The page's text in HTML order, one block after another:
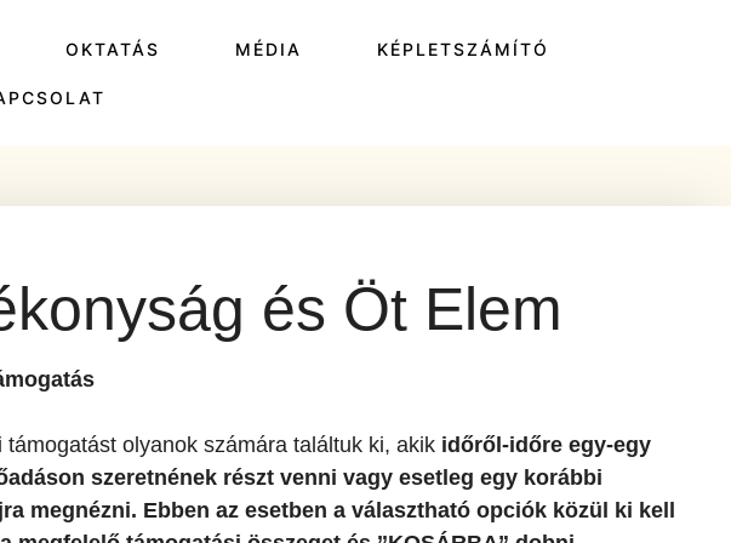
OKTATÁS MÉDIA KÉPLETSZÁMÍTÓ
és Öt Elem
támogatást olyanok számára találtuk ki, akik időről-időre egy-egy
szeretnének részt venni vagy esetleg egy korábbi
megnézni. Ebben az esetben a választható opciók közül ki kell